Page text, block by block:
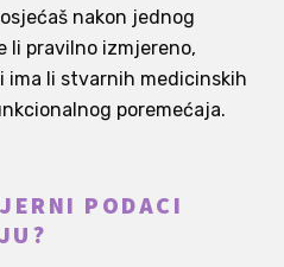
nakon jednog
li pravilno izmjereno,
ima li stvarnih medicinskih
poremećaja.
PODACI